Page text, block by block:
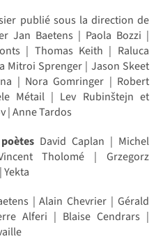
publié sous la direction de
Jan Baetens | Paola Bozzi |
| Thomas Keith | Raluca
Mitroi Sprenger | Jason Skeet
| Nora Gomringer | Robert
Métail | Lev Rubinštejn et
| Anne Tardos
David Caplan | Michel
Tholomé | Grzegorz
| Alain Chevrier | Gérald
Alferi | Blaise Cendrars |